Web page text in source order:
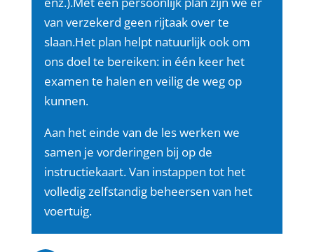
van verzekerd geen rijtaak over te
slaan.Het plan helpt natuurlijk ook om
ons doel te bereiken: in één keer het
examen te halen en veilig de weg op
kunnen.
Aan het einde van de les werken we
samen je vorderingen bij op de
instructiekaart. Van instappen tot het
volledig zelfstandig beheersen van het
voertuig.